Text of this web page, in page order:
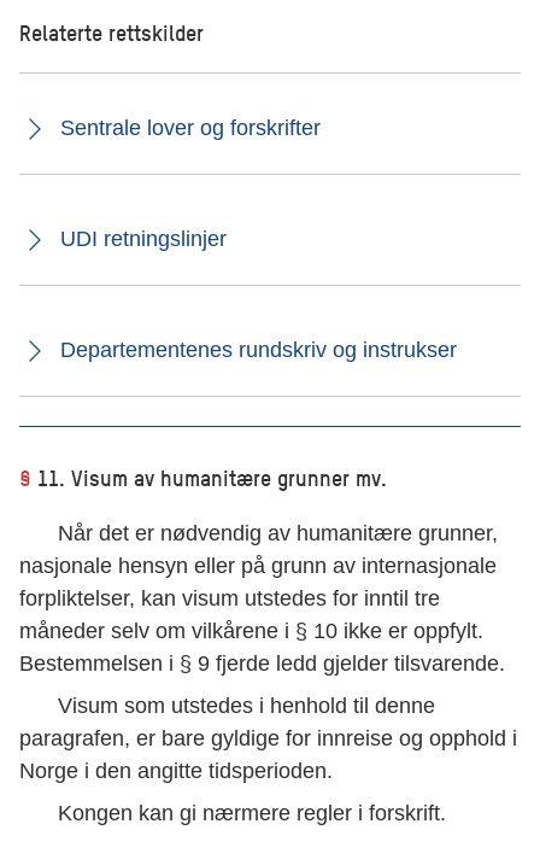
Relaterte rettskilder
Sentrale lover og forskrifter
UDI retningslinjer
Departementenes rundskriv og instrukser
§ 11. Visum av humanitære grunner mv.
Når det er nødvendig av humanitære grunner,
nasjonale hensyn eller på grunn av internasjonale
forpliktelser, kan visum utstedes for inntil tre
måneder selv om vilkårene i § 10 ikke er oppfylt.
Bestemmelsen i § 9 fjerde ledd gjelder tilsvarende.
Visum som utstedes i henhold til denne
paragrafen, er bare gyldige for innreise og opphold i
Norge i den angitte tidsperioden.
Kongen kan gi nærmere regler i forskrift.